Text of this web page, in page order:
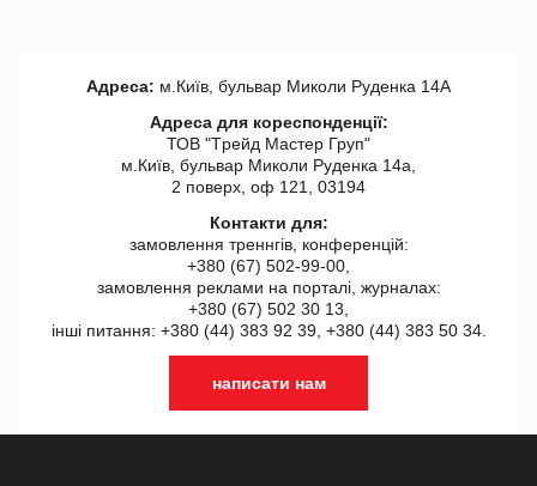
Адреса: м.Київ, бульвар Миколи Руденка 14А
Адреса для кореспонденції:
ТОВ "Tрейд Мастер Груп"
м.Київ, бульвар Миколи Руденка 14а,
2 поверх, оф 121, 03194
Контакти для:
замовлення треннгів, конференцій:
+380 (67) 502-99-00,
замовлення реклами на порталі, журналах:
+380 (67) 502 30 13,
інші питання: +380 (44) 383 92 39, +380 (44) 383 50 34.
написати нам